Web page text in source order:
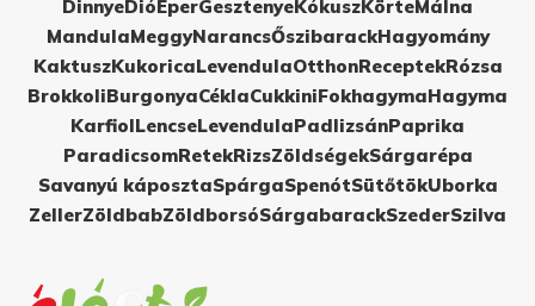
DinnyeDióEperGesztenyeKókuszKörteMálna
MandulaMeggyNarancsŐszibarackHagyomány
KaktuszKukoricaLevendulaOtthonReceptekRózsa
BrokkoliBurgonyaCéklaCukkiniFokhagymaHagyma
KarfiolLencseLevendulaPadlizsánPaprika
ParadicsomRetekRizsZöldségekSárgarépa
Savanyú káposztaSpárgaSpenótSütőtökUborka
ZellerZöldbabZöldborsóSárgabarackSzederSzilva